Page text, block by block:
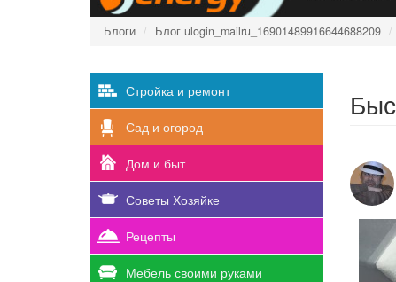
Блоги Блог ulogin_mailru_16901489916644688209
Стройка и ремонт
Сад и огород
Дом и быт
Советы Хозяйке
Рецепты
Мебель своими руками